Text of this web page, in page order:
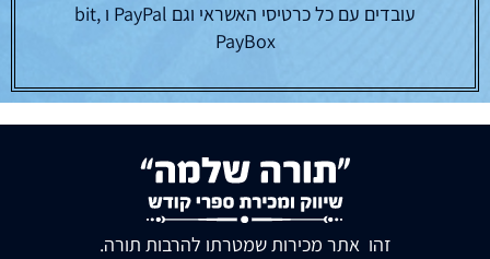
עובדים עם כל כרטיסי האשראי וגם PayPal ו bit,
PayBox
זהו אתר מכירות שמטרתו להרבות תורה.